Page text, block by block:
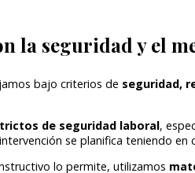
la seguridad y el
bajo criterios de seguridad,
de seguridad laboral,
se planifica teniendo
lo permite, utilizamos